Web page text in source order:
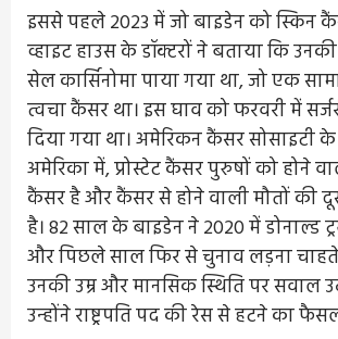
इससे पहले 2023 में जो बाइडेन को स्किन
व्हाइट हाउस के डॉक्टरों ने बताया कि
सेल कार्सिनोमा पाया गया था, जो एक
त्वचा कैंसर था। इस घाव को फरवरी में
दिया गया था। अमेरिकन कैंसर सोसाइटी
अमेरिका में, प्रोस्टेट कैंसर पुरुषों को होने
कैंसर है और कैंसर से होने वाली मौतों की
है। 82 साल के बाइडेन ने 2020 में डोनाल्ड
और पिछले साल फिर से चुनाव लड़ना
उनकी उम्र और मानसिक स्थिति पर सवाल
उन्होंने राष्ट्रपति पद की रेस से हटने का